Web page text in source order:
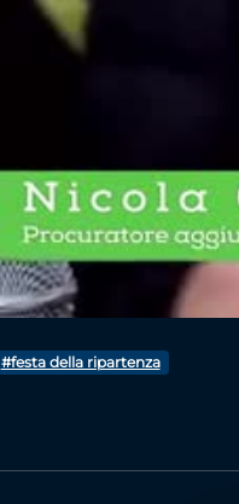
#festa della ripartenza